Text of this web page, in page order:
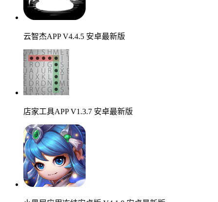
云智杰APP V4.4.5 安卓最新版
店家工具APP V1.3.7 安卓最新版